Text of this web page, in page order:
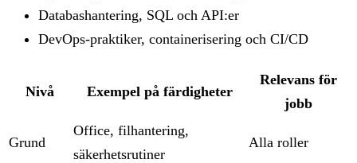
Databashantering, SQL och API:er
DevOps-praktiker, containerisering och CI/CD
Nivå Exempel på färdigheter
Relevans för
jobb
Grund
Office, filhantering,
säkerhetsrutiner
Alla roller